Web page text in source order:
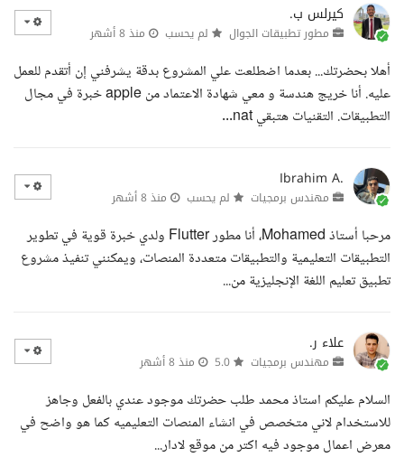
كيرلس ب.
مطور تطبيقات الجوال لم يحسب منذ 8 أشهر
أهلا بحضرتك... بعدما اضطلعت علي المشروع بدقة يشرفني إن أتقدم للعمل
عليه. أنا خريج هندسة و معي شهادة الاعتماد من apple خبرة في مجال
التطبيقات. التقنيات هتبقي nat...
Ibrahim A.
مهندس برمجيات لم يحسب منذ 8 أشهر
مرحبا أستاذ Mohamed، أنا مطور Flutter ولدي خبرة قوية في تطوير
التطبيقات التعليمية والتطبيقات متعددة المنصات، ويمكنني تنفيذ مشروع
تطبيق تعليم اللغة الإنجليزية من...
علاء ر.
مهندس برمجيات منذ 8 أشهر
السلام عليكم استاذ محمد طلب حضرتك موجود عندي بالفعل وجاهز
للاستخدام لاني متخصص في انشاء المنصات التعليميه كما هو واضح في
معرض اعمال موجود فيه اكتر من موقع لادار...